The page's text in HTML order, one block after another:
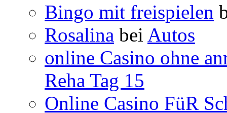
Bingo mit freispielen
Rosalina bei Autos
online Casino ohne
Reha Tag 15
Online Casino FüR